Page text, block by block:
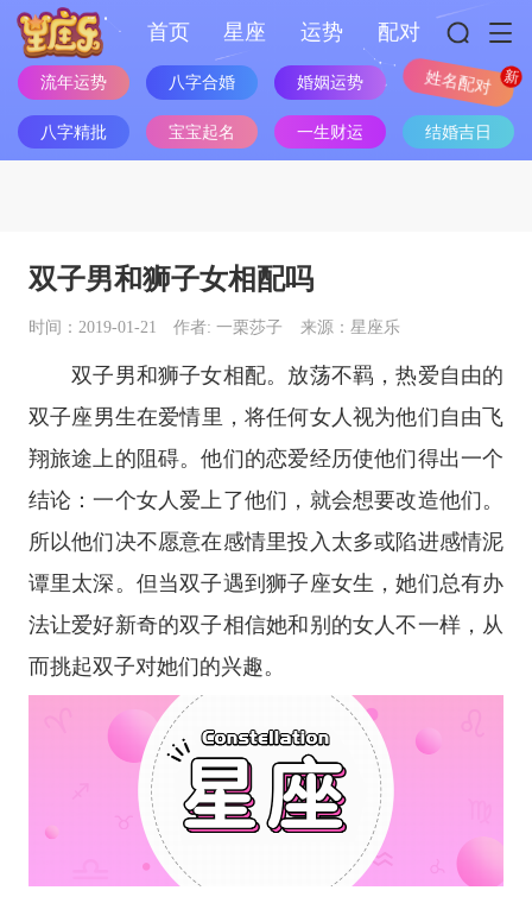
首页 星座 运势 配对
流年运势 八字合婚 婚姻运势 姓名配对
八字精批 宝宝起名 一生财运 结婚吉日
双子男和狮子女相配吗
时间：2019-01-21 作者: 一栗莎子 来源：星座乐
双子男和狮子女相配。放荡不羁，热爱自由的
双子座男生在爱情里，将任何女人视为他们自由飞
翔旅途上的阻碍。他们的恋爱经历使他们得出一个
结论：一个女人爱上了他们，就会想要改造他们。
所以他们决不愿意在感情里投入太多或陷进感情泥
谭里太深。但当双子遇到狮子座女生，她们总有办
法让爱好新奇的双子相信她和别的女人不一样，从
而挑起双子对她们的兴趣。